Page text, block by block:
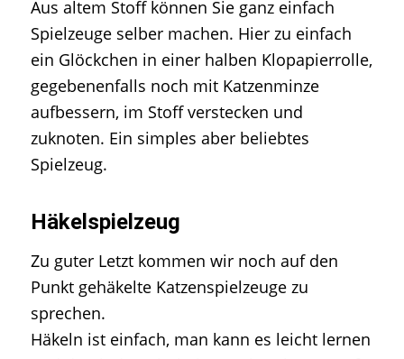
Aus altem Stoff können Sie ganz einfach
Spielzeuge selber machen. Hier zu einfach
ein Glöckchen in einer halben Klopapierrolle,
gegebenenfalls noch mit Katzenminze
aufbessern, im Stoff verstecken und
zuknoten. Ein simples aber beliebtes
Spielzeug.
Häkelspielzeug
Zu guter Letzt kommen wir noch auf den
Punkt gehäkelte Katzenspielzeuge zu
sprechen.
Häkeln ist einfach, man kann es leicht lernen